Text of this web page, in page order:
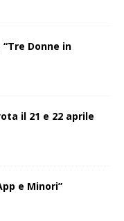
Donne in
il 21 e 22 aprile
e Minori”